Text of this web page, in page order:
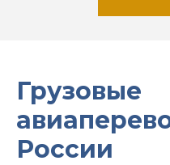
Грузовые
России